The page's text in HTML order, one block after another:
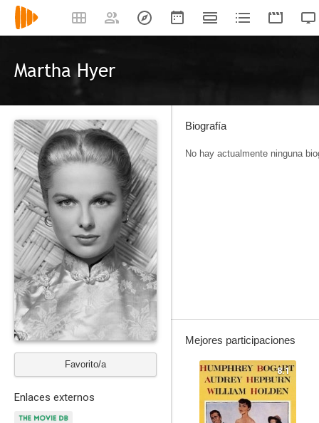
Martha Hyer
Favorito/a
Enlaces externos
Biografía
No hay actualmente ninguna
Mejores participaciones
8.1